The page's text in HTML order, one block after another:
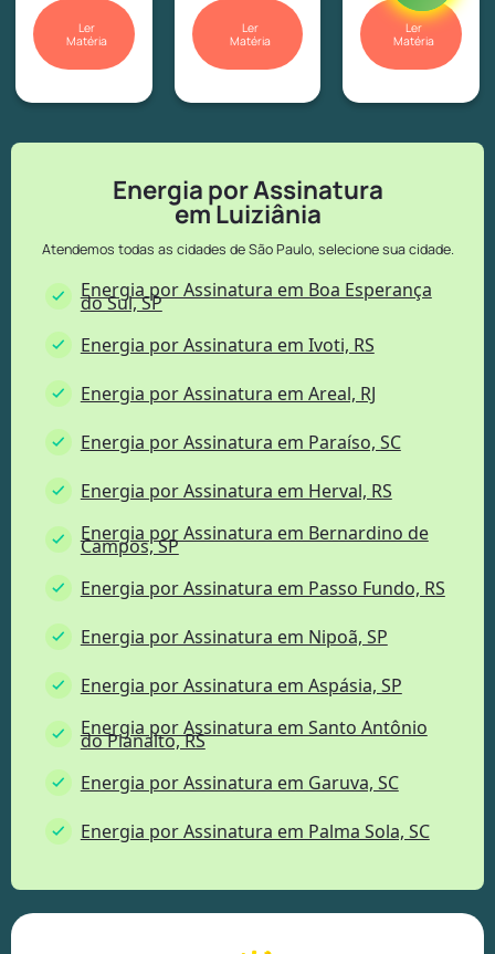
Ler
Matéria
Ler
Matéria
Ler
Matéria
Energia por Assinatura
em Luiziânia
Atendemos todas as cidades de São Paulo, selecione sua cidade.
Energia por Assinatura em Boa Esperança
do Sul, SP
Energia por Assinatura em Ivoti, RS
Energia por Assinatura em Areal, RJ
Energia por Assinatura em Paraíso, SC
Energia por Assinatura em Herval, RS
Energia por Assinatura em Bernardino de
Campos, SP
Energia por Assinatura em Passo Fundo, RS
Energia por Assinatura em Nipoã, SP
Energia por Assinatura em Aspásia, SP
Energia por Assinatura em Santo Antônio
do Planalto, RS
Energia por Assinatura em Garuva, SC
Energia por Assinatura em Palma Sola, SC